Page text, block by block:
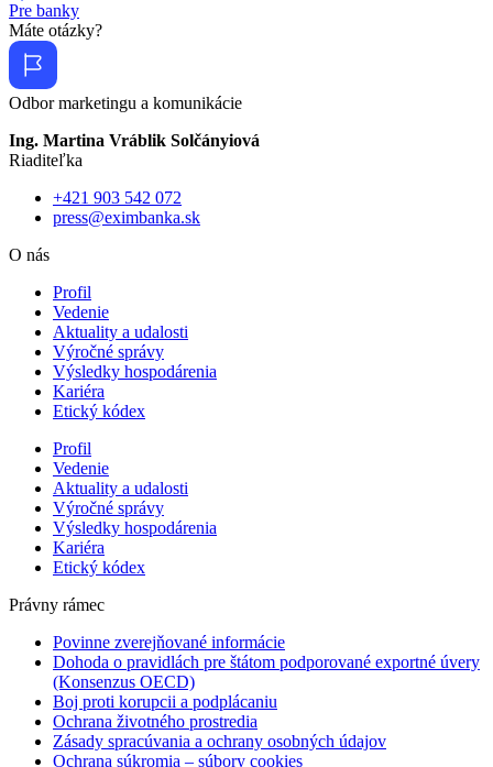
Pre banky
Máte otázky?
Odbor marketingu a komunikácie
Ing. Martina Vráblik Solčányiová
Riaditeľka
+421 903 542 072
press@eximbanka.sk
O nás
Profil
Vedenie
Aktuality a udalosti
Výročné správy
Výsledky hospodárenia
Kariéra
Etický kódex
Profil
Vedenie
Aktuality a udalosti
Výročné správy
Výsledky hospodárenia
Kariéra
Etický kódex
Právny rámec
Povinne zverejňované informácie
Dohoda o pravidlách pre štátom podporované exportné úvery
(Konsenzus OECD)
Boj proti korupcii a podplácaniu
Ochrana životného prostredia
Zásady spracúvania a ochrany osobných údajov
Ochrana súkromia – súbory cookies